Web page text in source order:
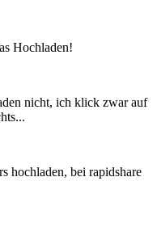
Hochladen!
nicht, ich klick zwar auf
hochladen, bei rapidshare